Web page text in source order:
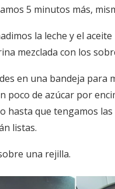
5 minutos más,
la leche y el
mezclada con los
en una bandeja para
poco de azúcar por
hasta que tengamos
listas.
una rejilla.